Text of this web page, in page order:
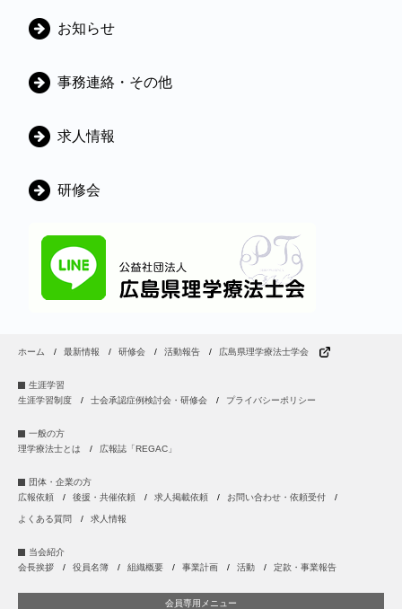
カ
ゴ
ー
お知らせ
事務連絡・その他
求人情報
研修会
ホーム 最新情報 研修会 活動報告 広島県理学療法士学会
生涯学習
生涯学習制度
士会承認症例検討会・研修会 プライバシーポリシー
一般の方
理学療法士とは
広報誌「REGAC」
団体・企業の方
広報依頼
後援・共催依頼 求人掲載依頼 お問い合わせ・依頼受付
よくある質問 求人情報
当会紹介
会長挨拶
役員名簿 組織概要 事業計画 活動 定款・事業報告
会員専用メニュー